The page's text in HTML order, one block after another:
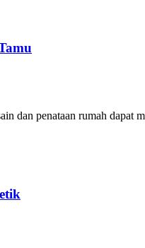
dan penataan rumah dapat